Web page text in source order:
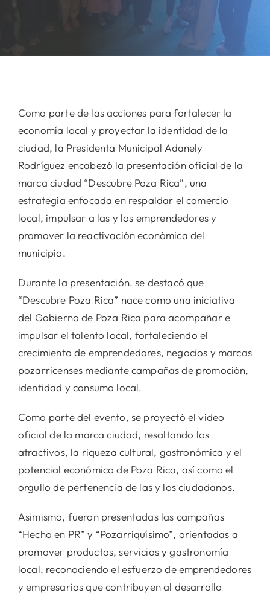
Como parte de las acciones para fortalecer la
economía local y proyectar la identidad de la
ciudad, la Presidenta Municipal Adanely
Rodríguez encabezó la presentación oficial de la
marca ciudad “Descubre Poza Rica”, una
estrategia enfocada en respaldar el comercio
local, impulsar a las y los emprendedores y
promover la reactivación económica del
municipio.
Durante la presentación, se destacó que
“Descubre Poza Rica” nace como una iniciativa
del Gobierno de Poza Rica para acompañar e
impulsar el talento local, fortaleciendo el
crecimiento de emprendedores, negocios y marcas
pozarricenses mediante campañas de promoción,
identidad y consumo local.
Como parte del evento, se proyectó el video
oficial de la marca ciudad, resaltando los
atractivos, la riqueza cultural, gastronómica y el
potencial económico de Poza Rica, así como el
orgullo de pertenencia de las y los ciudadanos.
Asimismo, fueron presentadas las campañas
“Hecho en PR” y “Pozarriquísimo”, orientadas a
promover productos, servicios y gastronomía
local, reconociendo el esfuerzo de emprendedores
y empresarios que contribuyen al desarrollo